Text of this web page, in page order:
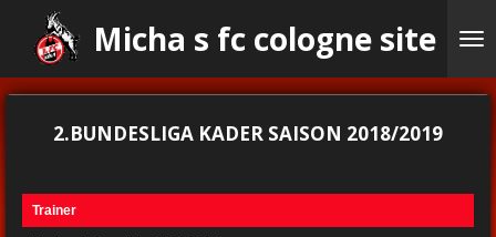
direct
naar
Micha s fc cologne site
2.BUNDESLIGA KADER SAISON 2018/2019
Trainer